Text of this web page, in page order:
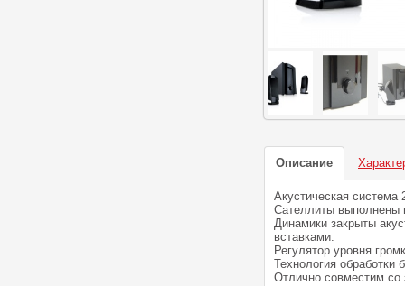
Описание
Акустическая
Сателлиты выполнены
Динамики закрыты
вставками.
Регулятор уровня
Технология
Отлично совместим со